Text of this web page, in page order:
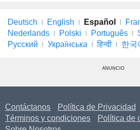
Deutsch English Español
Nederlands
Polski Português
Русский
Українська हिन्दी 한국
ANUNCIO
Contáctanos
Política de Privacidad
Términos y condiciones
Política de